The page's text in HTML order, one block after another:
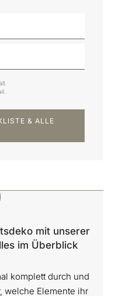
& ALLE
mit unserer
im Überblick
komplett durch und
welche Elemente ihr